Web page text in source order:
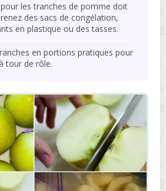
les tranches de pomme doit
des sacs de congélation,
en plastique ou des tasses.
en portions pratiques pour
tour de rôle.